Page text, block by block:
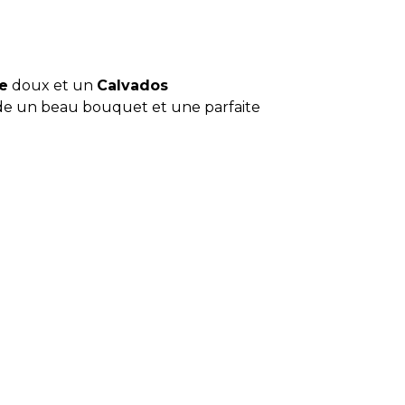
doux et un Calvados
un beau bouquet et une parfaite